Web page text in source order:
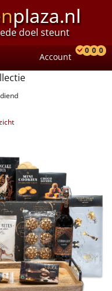
plaza.nl
doel steunt
Account
0 0 0